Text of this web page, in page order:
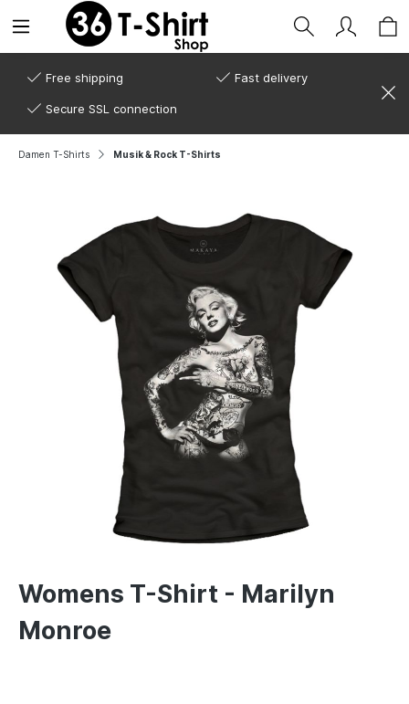
Free shipping Fast delivery
Secure SSL connection
Damen T-Shirts Musik & Rock T-Shirts
Womens T-Shirt - Marilyn
Monroe